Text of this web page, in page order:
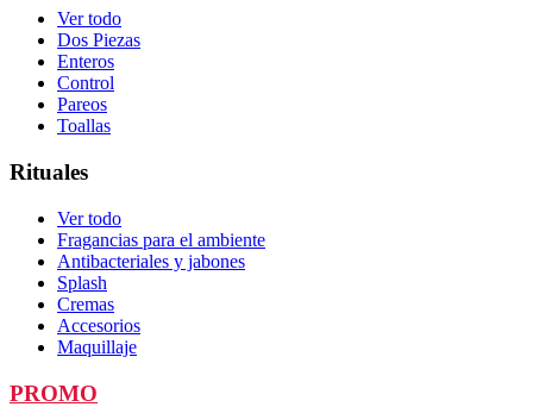
Ver todo
Dos Piezas
Enteros
Control
Pareos
Toallas
Rituales
Ver todo
Fragancias para el ambiente
Antibacteriales y jabones
Splash
Cremas
Accesorios
Maquillaje
PROMO